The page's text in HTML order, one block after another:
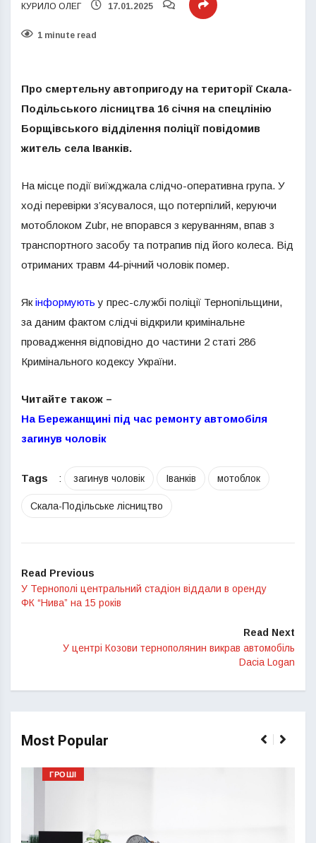
КУРИЛО ОЛЕГ 17.01.2025
1 minute read
Про смертельну автопригоду на території Скала-
Подільського лісництва 16 січня на спецлінію
Борщівського відділення поліції повідомив
житель села Іванків.
На місце події виїжджала слідчо-оперативна група. У
ході перевірки з’ясувалося, що потерпілий, керуючи
мотоблоком Zubr, не впорався з керуванням, впав з
транспортного засобу та потрапив під його колеса. Від
отриманих травм 44-річний чоловік помер.
Як інформують у прес-службі поліції Тернопільщини,
за даним фактом слідчі відкрили кримінальне
провадження відповідно до частини 2 статі 286
Кримінального кодексу України.
Читайте також –
На Бережанщині під час ремонту автомобіля
загинув чоловік
Tags : загинув чоловік Іванків мотоблок
Скала-Подільське лісництво
Read Previous
У Тернополі центральний стадіон віддали в оренду
ФК “Нива” на 15 років
Read Next
У центрі Козови тернополянин викрав автомобіль
Dacia Logan
Most Popular
ГРОШІ